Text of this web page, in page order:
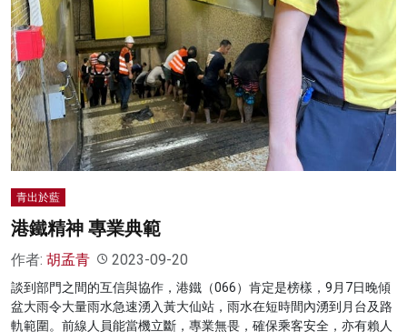
青出於藍
港鐵精神 專業典範
作者: 胡孟青 2023-09-20
談到部門之間的互信與協作，港鐵（066）肯定是榜樣，9月7日晚傾
盆大雨令大量雨水急速湧入黃大仙站，雨水在短時間內湧到月台及路
軌範圍。前線人員能當機立斷，專業無畏，確保乘客安全，亦有賴人